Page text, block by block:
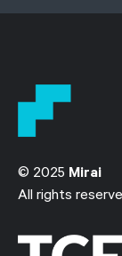
© 2025 Mirai
All rights